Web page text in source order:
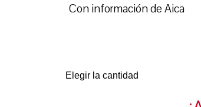
Con información de Aica